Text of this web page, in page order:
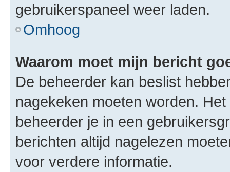
gebruikerspaneel weer laden.
Omhoog
Waarom moet mijn bericht
De beheerder kan beslist
nagekeken moeten worden.
beheerder je in een
berichten altijd nagelezen
voor verdere informatie.